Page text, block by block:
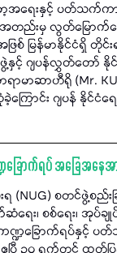
မာ့အရေးနှင့် ပတ်သက်က
းမှ လွတ်မြောက်ရေ
ြစ် မြန်မာနိုင်ငံရှိ တို
ဂျပန်လွှတ်တော် နိုင်ငံ
ာမာဆာဟီရို (Mr.
ာင်း ဂျပန် နိုင်ငံရေ
ခြောက်ရပ် အခြေအနေ
(NUG) စတင်ဖွဲ့စည်းခ
ေး၊ စစ်ရေး၊ အုပ်ချု
ဍခြောက်ရပ်နှင့်